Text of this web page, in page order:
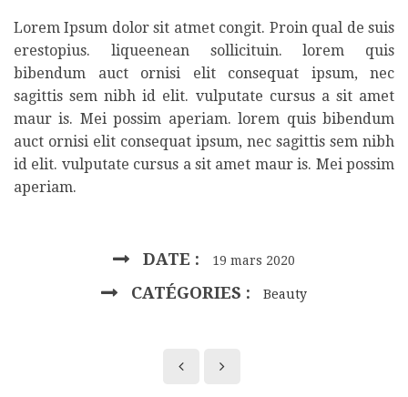
Lorem Ipsum dolor sit atmet congit. Proin qual de suis
erestopius. liqueenean sollicituin. lorem quis
bibendum auct ornisi elit consequat ipsum, nec
sagittis sem nibh id elit. vulputate cursus a sit amet
maur is. Mei possim aperiam. lorem quis bibendum
auct ornisi elit consequat ipsum, nec sagittis sem nibh
id elit. vulputate cursus a sit amet maur is. Mei possim
aperiam.
DATE : 19 mars 2020
CATÉGORIES : Beauty